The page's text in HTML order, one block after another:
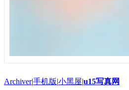
Archiver|手机版|小黑屋|u15写真网